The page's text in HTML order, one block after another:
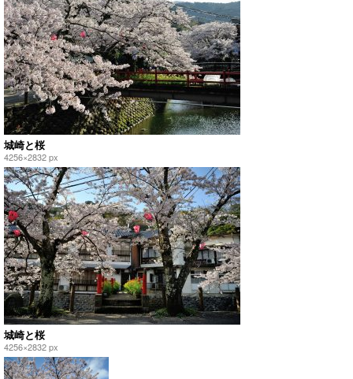
城崎と桜
4256×2832 px
城崎と桜
4256×2832 px